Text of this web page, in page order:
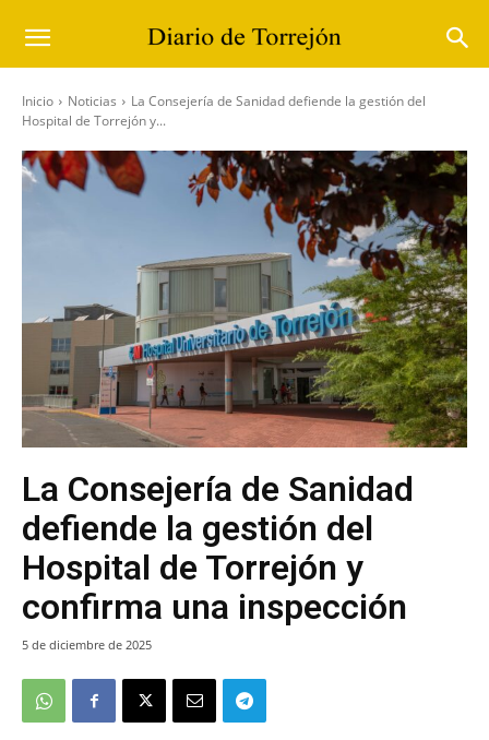
Inicio Noticias
La Consejería de Sanidad defiende la gestión del
Hospital de Torrejón y...
La Consejería de Sanidad
defiende la gestión del
Hospital de Torrejón y
confirma una inspección
5 de diciembre de 2025